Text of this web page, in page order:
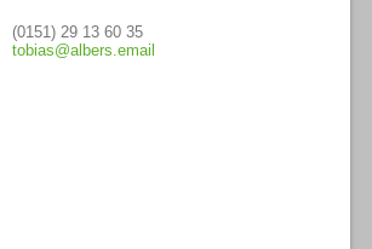
(0151) 29 13 60 35
tobias@albers.email